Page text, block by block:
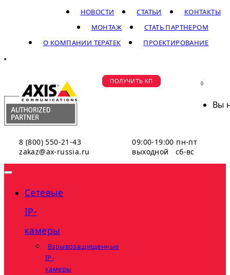
КОНТАКТЫ
СТАТЬИ
НОВОСТИ
СТАТЬ ПАРТНЕРОМ
МОНТАЖ
ПРОЕКТИРОВАНИЕ
О КОМПАНИИ ТЕРАТЕК
8 (800) 550-21-43
zakaz@ax-russia.ru
09:00-19:00 пн-пт
выходной сб-вс
ПОЛУЧИТЬ КП 0
Вы
Сетевые
IP-
камеры
Взрывозащищенные
IP-
камеры